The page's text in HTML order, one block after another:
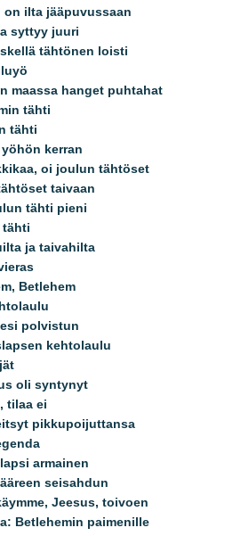
ilta jääpuvussaan
syttyy juuri
tähtönen loisti
maassa hanget puhtahat
tähti
tähti
kerran
oi joulun tähtöset
taivaan
tähti pieni
tähti
ja taivahilta
Betlehem
polvistun
kehtolaulu
oli syntynyt
tilaa ei
pikkupoijuttansa
armainen
seisahdun
Jeesus, toivoen
Betlehemin paimenille